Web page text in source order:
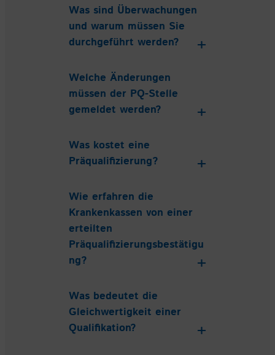
Was sind Überwachungen
und warum müssen Sie
durchgeführt werden?
Welche Änderungen
müssen der PQ-Stelle
gemeldet werden?
Was kostet eine
Präqualifizierung?
Wie erfahren die
Krankenkassen von einer
erteilten
Präqualifizierungsbestätigu
ng?
Was bedeutet die
Gleichwertigkeit einer
Qualifikation?